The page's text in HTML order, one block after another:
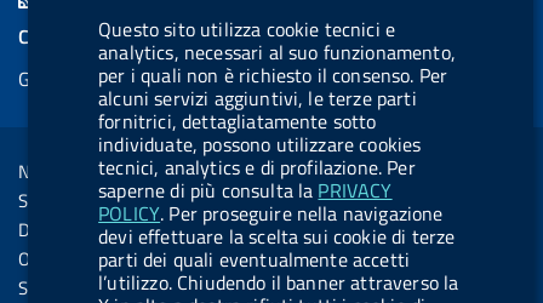
Questo sito utilizza cookie tecnici e
analytics, necessari al suo funzionamento,
per i quali non è richiesto il consenso. Per
alcuni servizi aggiuntivi, le terze parti
fornitrici, dettagliatamente sotto
individuate, possono utilizzare cookies
tecnici, analytics e di profilazione. Per
saperne di più consulta la PRIVACY
POLICY. Per proseguire nella navigazione
devi effettuare la scelta sui cookie di terze
parti dei quali eventualmente accetti
l’utilizzo. Chiudendo il banner attraverso la
l
.
b
u
t
t
o
n
s
k
y
u
b
e
e
l
.
b
u
t
t
o
n
COOKIES
Gestione cookie
Sezione Link Utili
Note legali
Social Media Policy
Dichiarazione di accessibilità
Obiettivi di accessibilità
Statistiche sito